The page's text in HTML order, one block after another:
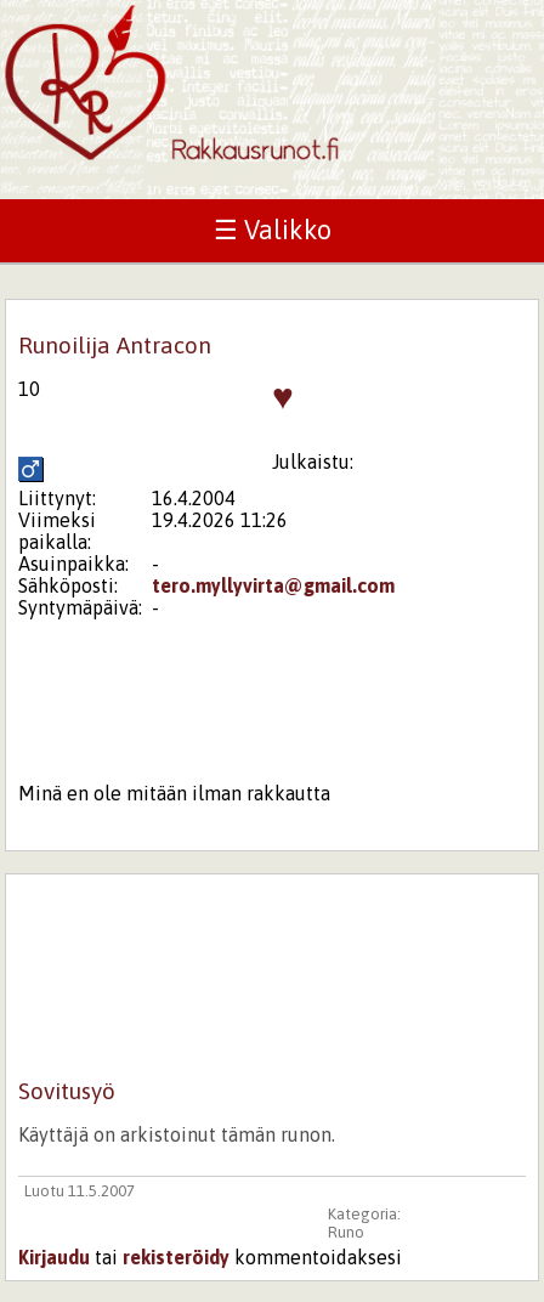
☰ Valikko
Runoilija Antracon
♥
Julkaistu:
10
Liittynyt:
16.4.2004
Viimeksi
paikalla:
19.4.2026 11:26
Asuinpaikka:
-
Sähköposti:
tero.myllyvirta@gmail.com
Syntymäpäivä: -
Minä en ole mitään ilman rakkautta
Sovitusyö
Käyttäjä on arkistoinut tämän runon.
Luotu 11.5.2007
Kategoria:
Runo
Kirjaudu tai rekisteröidy kommentoidaksesi